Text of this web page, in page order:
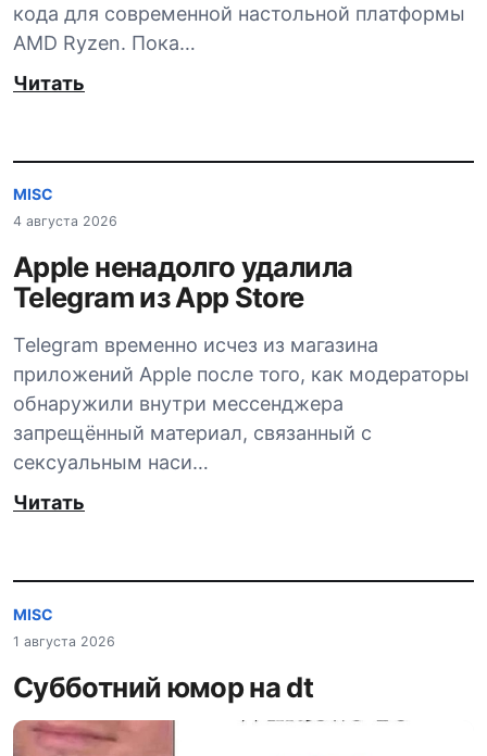
кода для современной настольной платформы
AMD Ryzen. Пока…
Читать
MISC
4 августа 2026
Apple ненадолго удалила
Telegram из App Store
Telegram временно исчез из магазина
приложений Apple после того, как модераторы
обнаружили внутри мессенджера
запрещённый материал, связанный с
сексуальным наси…
Читать
MISC
1 августа 2026
Субботний юмор на dt